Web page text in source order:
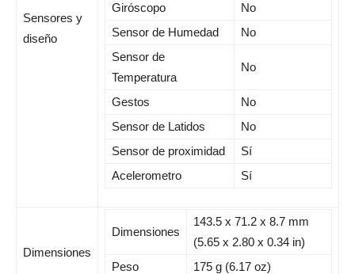
Sensores y
diseño
Giróscopo
No
Sensor de Humedad
No
Sensor de
Temperatura
No
Gestos
No
Sensor de Latidos
No
Sensor de proximidad
Sí
Acelerometro
Sí
Dimensiones
Dimensiones
143.5 x 71.2 x 8.7 mm
(5.65 x 2.80 x 0.34 in)
Peso
175 g (6.17 oz)